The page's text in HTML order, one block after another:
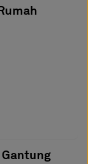
Gantung